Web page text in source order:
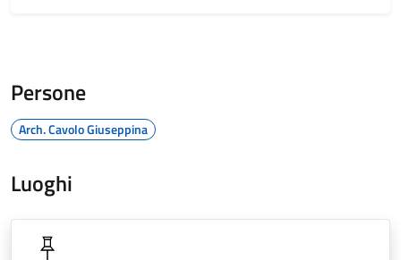
Persone
Arch. Cavolo Giuseppina
Luoghi